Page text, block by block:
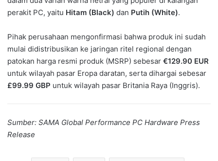
perakit PC, yaitu Hitam (Black) dan Putih (White).
Pihak perusahaan mengonfirmasi bahwa produk ini sudah
mulai didistribusikan ke jaringan ritel regional dengan
patokan harga resmi produk (MSRP) sebesar €129.90 EUR
untuk wilayah pasar Eropa daratan, serta dihargai sebesar
£99.99 GBP untuk wilayah pasar Britania Raya (Inggris).
Sumber: SAMA Global Performance PC Hardware Press
Release